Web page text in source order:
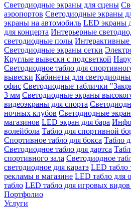
Светодиодные экраны для сцены
аэропортов Светодиодные экраны
экраны на автомобиль LED экраны
для концерта Интерьерные
светодиодные полы
Светодиодные экраны сетки
Круглые вывески с подсветкой
Светодиодное табло для
вывески Кабинеты для
офис Светодиодные таблички
3 мм Светодиодные экраны
видеоэкраны для спорта
ночных клубов Светодиодные
магазинов LED экран для бара
волейбола Табло для спортивной
Спортивное табло для бокса Табло
Светодиодное табло для дартса
спортивного зала Светодиодное
светодиодное для каратэ LED табло
рекламы в магазине LED табло для
табло LED табло для игровых видов
Портфолио
Услуги